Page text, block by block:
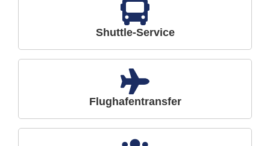
Shuttle-Service
Flughafentransfer